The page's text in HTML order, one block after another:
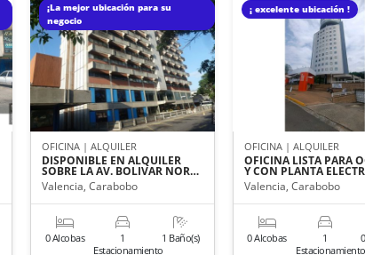
¡La mejor ubicación para su
negocio
OFICINA | ALQUILER
DISPONIBLE EN ALQUILER
SOBRE LA AV. BOLIVAR NOR…
Valencia, Carabobo
0 Alcobas
1
Estacionamiento
1 Baño(s)
¡ excelente ubicación !
OFICINA | ALQUILER
OFICINA LISTA PARA
Y CON PLANTA
Valencia, Carabobo
0 Alcobas
1
Estacionamiento